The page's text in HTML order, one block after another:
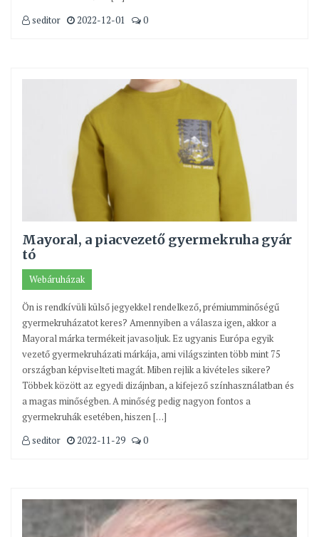
seditor
2022-12-01 0
Mayoral, a piacvezető gyermekruha gyár
tó
Webáruházak
Ön is rendkívüli külső jegyekkel rendelkező, prémiumminőségű
gyermekruházatot keres? Amennyiben a válasza igen, akkor a
Mayoral márka termékeit javasoljuk. Ez ugyanis Európa egyik
vezető gyermekruházati márkája, ami világszinten több mint 75
országban képviselteti magát. Miben rejlik a kivételes sikere?
Többek között az egyedi dizájnban, a kifejező színhasználatban és
a magas minőségben. A minőség pedig nagyon fontos a
gyermekruhák esetében, hiszen […]
seditor
2022-11-29 0